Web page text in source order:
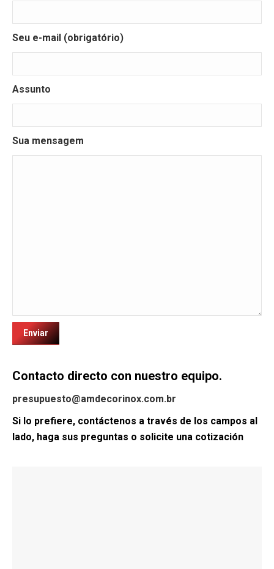
Seu e-mail (obrigatório)
Assunto
Sua mensagem
Contacto directo con nuestro equipo.
presupuesto@amdecorinox.com.br
Si lo prefiere, contáctenos a través de los campos al
lado, haga sus preguntas o solicite una cotización